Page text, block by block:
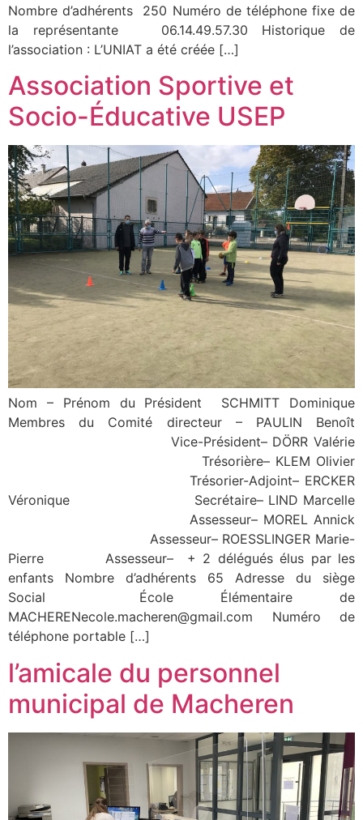
Nombre d’adhérents 250 Numéro de téléphone fixe de
la représentante 06.14.49.57.30 Historique de
l’association : L’UNIAT a été créée […]
Association Sportive et
Socio-Éducative USEP
Nom – Prénom du Président SCHMITT Dominique
Membres du Comité directeur – PAULIN Benoît
Vice-Président– DÖRR Valérie
Trésorière– KLEM Olivier
Trésorier-Adjoint– ERCKER
Véronique Secrétaire– LIND Marcelle
Assesseur– MOREL Annick
Assesseur– ROESSLINGER Marie-
Pierre Assesseur– + 2 délégués élus par les
enfants Nombre d’adhérents 65 Adresse du siège
Social École Élémentaire de
MACHERENecole.macheren@gmail.com Numéro de
téléphone portable […]
l’amicale du personnel
municipal de Macheren